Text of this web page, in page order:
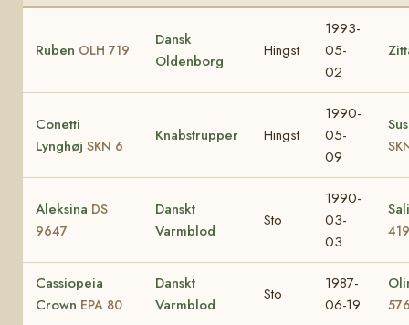
Ruben OLH 719
Dansk
Oldenborg
Hingst
1993-
05-
02
Conetti
Lynghøj SKN 6
Knabstrupper Hingst
1990-
05-
09
Aleksina DS
9647
Danskt
Varmblod
Sto
1990-
03-
03
Cassiopeia
Crown EPA 80
Danskt
Varmblod
Sto
1987-
06-19